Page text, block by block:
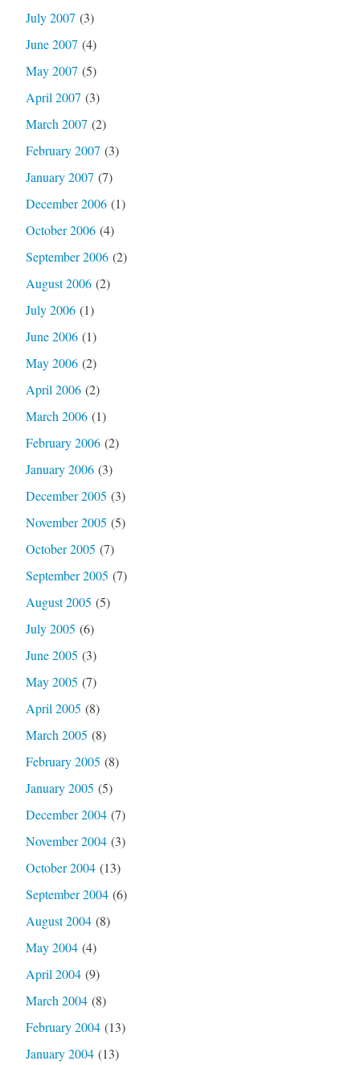
July 2007 (3)
June 2007 (4)
May 2007 (5)
April 2007 (3)
March 2007 (2)
February 2007 (3)
January 2007 (7)
December 2006(1)
October 2006(4)
September 2006(2)
August 2006(2)
July 2006(1)
June 2006(1)
May 2006(2)
April 2006(2)
March 2006(1)
February 2006(2)
January 2006(3)
December 2005 (3)
November 2005 (5)
October 2005 (7)
September 2005 (7)
August 2005 (5)
July 2005 (6)
June 2005 (3)
May 2005 (7)
April 2005 (8)
March 2005 (8)
February 2005 (8)
January 2005 (5)
December 2004(7)
November 2004(3)
October 2004(13)
September 2004(6)
August 2004(8)
May 2004(4)
April 2004(9)
March 2004(8)
February 2004(13)
January 2004(13)